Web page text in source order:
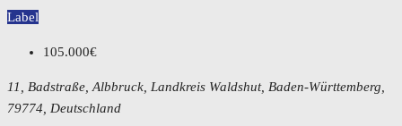
Label
105.000€
11, Badstraße, Albbruck, Landkreis Waldshut, Baden-Württemberg,
79774, Deutschland